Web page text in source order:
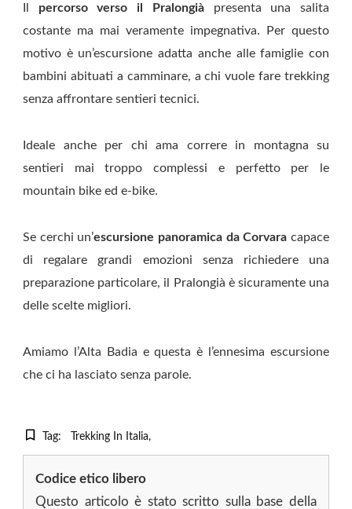
percorso verso il Pralongiàpresenta una salita
costante ma mai veramente impegnativa. Per questo
motivo è un’escursione adatta anche alle famiglie con
bambini abituati a camminare, a chi vuole fare trekking
senza affrontare sentieri tecnici.
Ideale anche per chi ama correre in montagna su
sentieri mai troppo complessi e perfetto per le
mountain bike ed e-bike.
Se cerchi un’escursione panoramica da Corvara capace
di regalare grandi emozioni senza richiedere una
preparazione particolare, il Pralongià è sicuramente una
delle scelte migliori.
Amiamo l’Alta Badia e questa è l’ennesima escursione
che ci ha lasciato senza parole.
Tag: Trekking In Italia
Codice etico libero
Questo articolo è stato scritto sulla base della